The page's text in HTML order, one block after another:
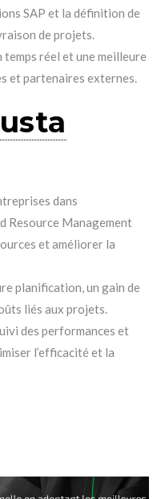
SAP et la définition de
de projets.
réel et une meilleure
et partenaires externes.
dans
Resource Management
et améliorer la
planification, un gain de
liés aux projets.
des performances et
l’efficacité et la